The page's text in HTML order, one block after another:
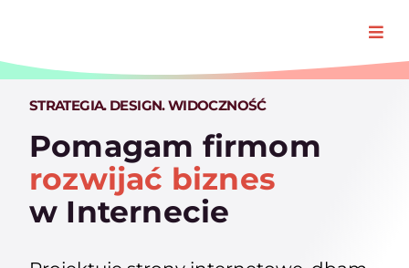
STRATEGIA. DESIGN. WIDOCZNOŚĆ
Pomagam firmom
rozwijać biznes
w Internecie